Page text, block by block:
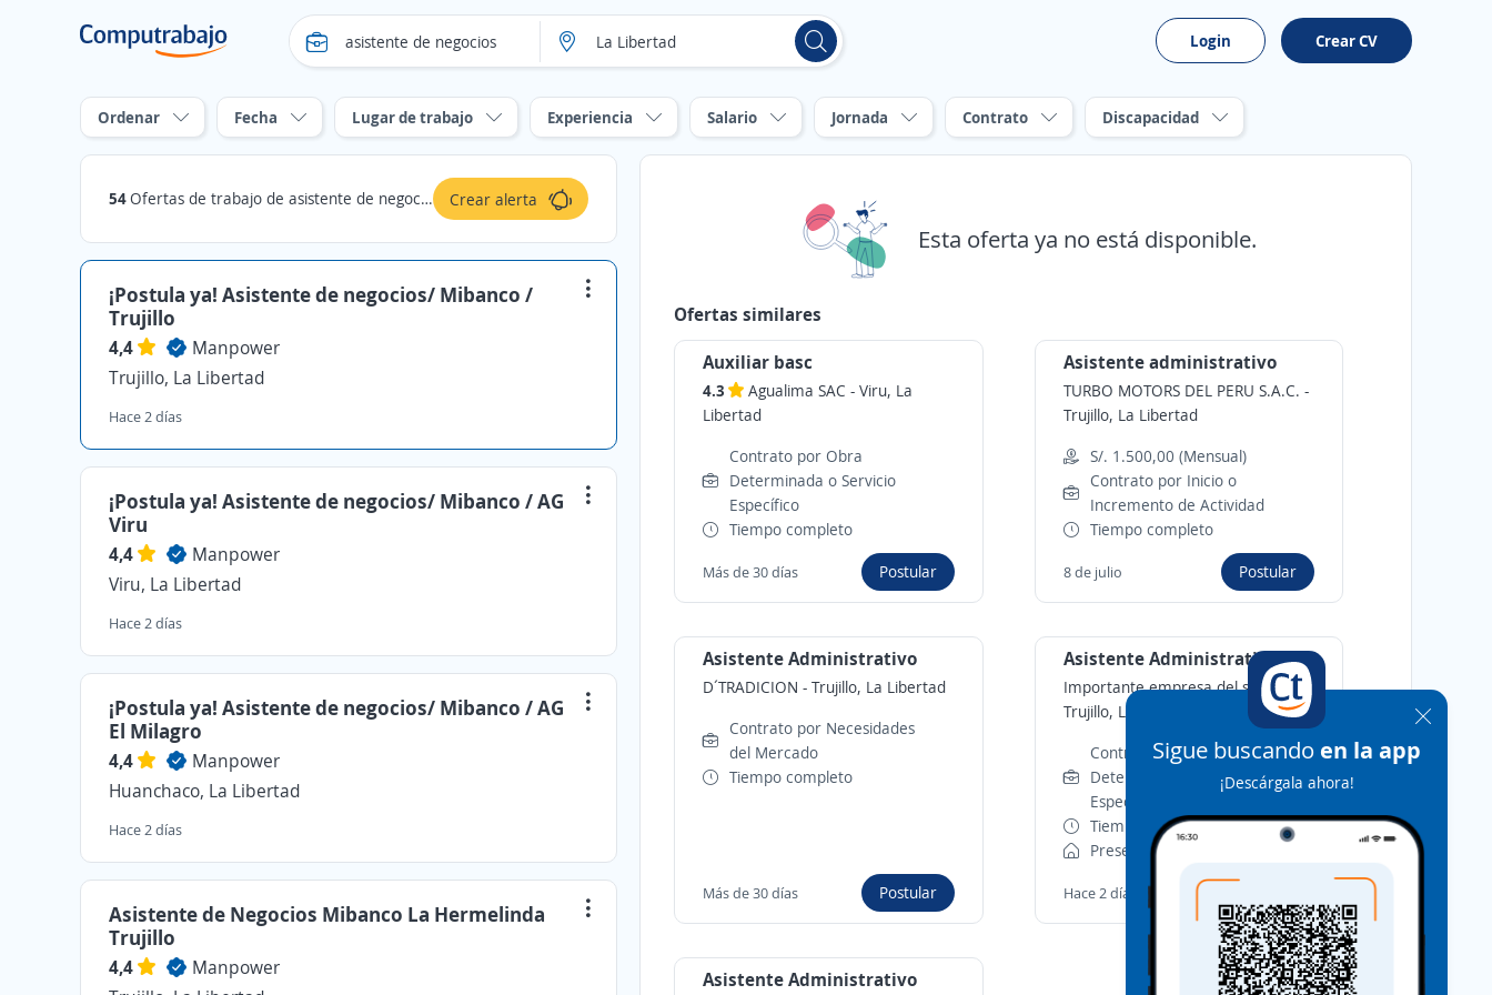
Login Crear CV
Ordenar Fecha Lugar de trabajo Experiencia Salario Jornada Contrato Discapacidad
54Ofertas de trabajo de asistente de negocios en La Libertad Crear alerta
¡Postula ya! Asistente de negocios/ Mibanco /
Trujillo
4,4
Manpower
Trujillo, La Libertad
Hace 2 días
¡Postula ya! Asistente de negocios/ Mibanco / AG
Viru
4,4
Manpower
Viru, La Libertad
Hace 2 días
¡Postula ya! Asistente de negocios/ Mibanco / AG
El Milagro
4,4
Manpower
Huanchaco, La Libertad
Hace 2 días
Asistente de Negocios Mibanco La Hermelinda
Trujillo
4,4
Manpower
Sigue buscando en la app
¡Descárgala ahora!
Esta oferta ya no está disponible.
Ofertas similares
Auxiliar basc
4.3 Agualima SAC -Viru, La
Libertad
Contrato por Obra
Determinada o Servicio
Específico
Tiempo completo
Más de 30 días Postular
Asistente administrativo
TURBO MOTORS DEL PERU S.A.C. -
Trujillo, La Libertad
S/. 1.500,00 (Mensual)
Contrato por Inicio o
Incremento de Actividad
Tiempo completo
8 de julio Postular
Asistente Administrativo
D´TRADICION -Trujillo, La Libertad
Contrato por Necesidades
del Mercado
Tiempo completo
Más de 30 días Postular
Asistente Administrativo(a)
Importante empresa del sector
-
Trujillo, La Libertad
Contrato por Obra
Determinada o Servicio
Específico
Tiempo parcial
Presencial y remoto
Hace 2 días
Asistente Administrativo